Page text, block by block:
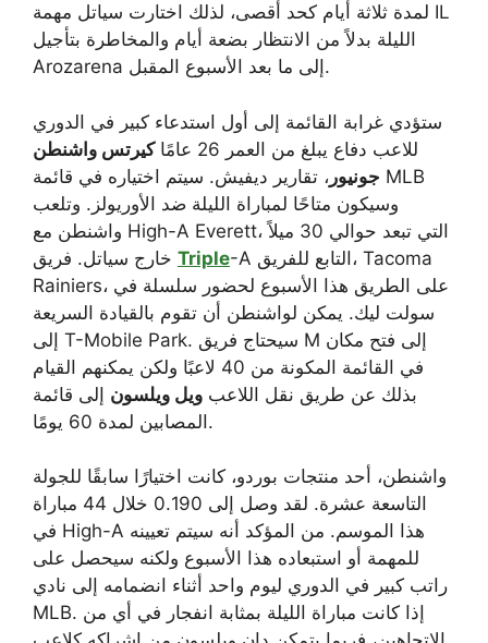
لمدة ثلاثة أيام كحد أقصى، لذلك اختارت سياتل مهمة IL
الليلة بدلاً من الانتظار بضعة أيام والمخاطرة بتأجيل
Arozarena إلى ما بعد الأسبوع المقبل.
ستؤدي غرابة القائمة إلى أول استدعاء كبير في الدوري
للاعب دفاع يبلغ من العمر 26 عامًا
كيرتس واشنطن
جونيور ، تقارير ديفيش. سيتم اختياره في قائمة MLB
وسيكون متاحًا لمباراة الليلة ضد الأوريولز. وتلعب
واشنطن مع High-A Everett، التي تبعد حوالي 30 ميلاً
Triple-A التابع للفريق، Tacoma
Rainiers، على الطريق هذا الأسبوع لحضور سلسلة في
سولت ليك. يمكن لواشنطن أن تقوم بالقيادة السريعة
إلى T-Mobile Park. سيحتاج فريق M إلى فتح مكان
في القائمة المكونة من 40 لاعبًا ولكن يمكنهم القيام
بذلك عن طريق نقل اللاعب ويل ويلسون إلى قائمة
المصابين لمدة 60 يومًا.
واشنطن، أحد منتجات بوردو، كانت اختيارًا سابقًا للجولة
التاسعة عشرة. لقد وصل إلى 0.190 خلال 44 مباراة
في High-A هذا الموسم. من المؤكد أنه سيتم تعيينه
للمهمة أو استبعاده هذا الأسبوع ولكنه سيحصل على
راتب كبير في الدوري ليوم واحد أثناء انضمامه إلى نادي
MLB. إذا كانت مباراة الليلة بمثابة انفجار في أي من